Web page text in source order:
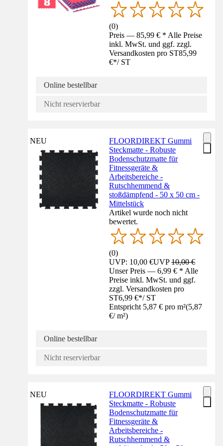
(0)
Preis — 85,99 € * Alle Preise
inkl. MwSt. und ggf. zzgl.
Versandkosten pro ST85,99
€*/ ST
Online bestellbar
Nicht reservierbar
NEU
FLOORDIREKT Gummi
Steckmatte - Robuste
Bodenschutzmatte für
Fitnessgeräte &
Arbeitsbereiche -
Rutschhemmend &
stoßdämpfend - 50 x 50 cm -
Mittelstück
Artikel wurde noch nicht
bewertet.
(0)
UVP: 10,00 €UVP10,00 €
Unser Preis — 6,99 € * Alle
Preise inkl. MwSt. und ggf.
zzgl. Versandkosten pro
ST6,99 €*/ ST
Entspricht 5,87 € pro m²(5,87
€/ m²)
Online bestellbar
Nicht reservierbar
NEU
FLOORDIREKT Gummi
Steckmatte - Robuste
Bodenschutzmatte für
Fitnessgeräte &
Arbeitsbereiche -
Rutschhemmend &